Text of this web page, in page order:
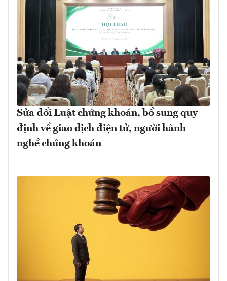
Sửa đổi Luật chứng khoán, bổ sung quy
định về giao dịch điện tử, người hành
nghề chứng khoán